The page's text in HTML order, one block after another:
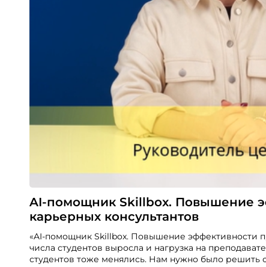
AI-помощник Skillbox. Повышение
карьерных консультантов
«AI-помощник Skillbox. Повышение эффективности
числа студентов выросла и нагрузка на
студентов тоже менялись. Нам нужно было решить